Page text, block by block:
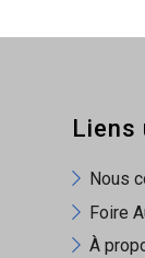
Liens
Nous
Foire
À